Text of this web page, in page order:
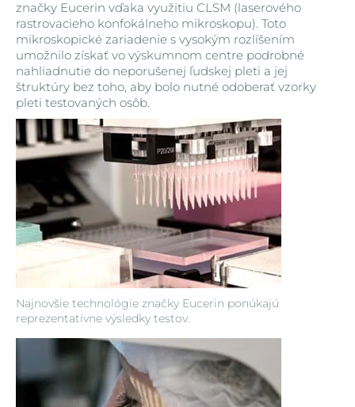
Najnovšie technológie značky Eucerin ponúkajú
reprezentatívne výsledky testov.
značky Eucerin vďaka využitiu CLSM (laserového
rastrovacieho konfokálneho mikroskopu). Toto
mikroskopické zariadenie s vysokým rozlíšením
umožnilo získať vo výskumnom centre podrobné
nahliadnutie do neporušenej ľudskej pleti a jej
štruktúry bez toho, aby bolo nutné odoberať vzorky
pleti testovaných osôb.